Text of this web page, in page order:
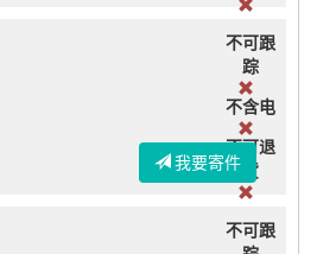
不可跟
踪
不含电
不可退
货
我要寄件
不可跟